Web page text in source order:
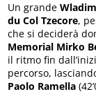
Un grande
du Col Tzecore,
che si deciderà
Memorial Mirko
il ritmo fin
percorso,
Paolo Ramella